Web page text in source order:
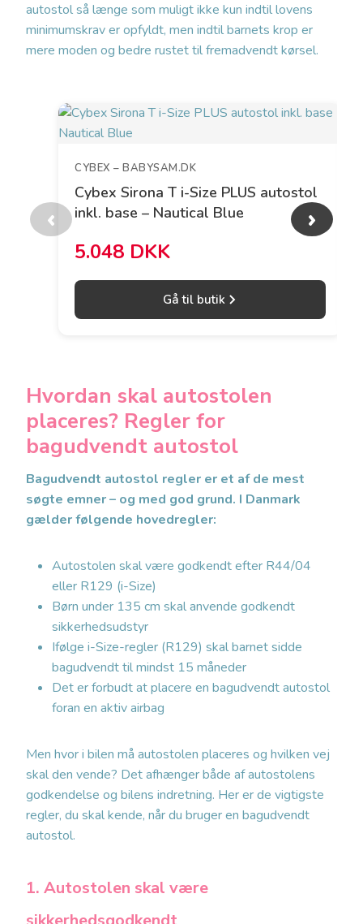
autostol så længe som muligt ikke kun indtil lovens
minimumskrav er opfyldt, men indtil barnets krop er
mere moden og bedre rustet til fremadvendt kørsel.
‹ ›
CYBEX – BABYSAM.DK
Cybex Sirona T i-Size PLUS autostol
inkl. base – Nautical Blue
5.048 DKK
Gå til butik
Hvordan skal autostolen
placeres? Regler for
bagudvendt autostol
Bagudvendt autostol regler er et af de mest
søgte emner – og med god grund. I Danmark
gælder følgende hovedregler:
Autostolen skal være godkendt efter R44/04
eller R129 (i-Size)
Børn under 135 cm skal anvende godkendt
sikkerhedsudstyr
Ifølge i-Size-regler (R129) skal barnet sidde
bagudvendt til mindst 15 måneder
Det er forbudt at placere en bagudvendt autostol
foran en aktiv airbag
Men hvor i bilen må autostolen placeres og hvilken vej
skal den vende? Det afhænger både af autostolens
godkendelse og bilens indretning. Her er de vigtigste
regler, du skal kende, når du bruger en bagudvendt
autostol.
1. Autostolen skal være